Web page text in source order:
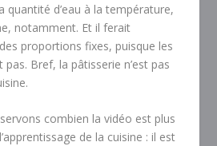
quantité d’eau à la température,
notamment. Et il ferait
proportions fixes, puisque les
Bref, la pâtisserie n’est pas
combien la vidéo est plus
de la cuisine : il est